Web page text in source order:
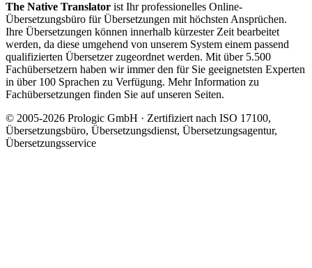
The Native Translator ist Ihr professionelles Online-
Übersetzungsbüro für Übersetzungen mit höchsten Ansprüchen.
Ihre Übersetzungen können innerhalb kürzester Zeit bearbeitet
werden, da diese umgehend von unserem System einem passend
qualifizierten Übersetzer zugeordnet werden. Mit über 5.500
Fachübersetzern haben wir immer den für Sie geeignetsten Experten
in über 100 Sprachen zu Verfügung. Mehr Information zu
Fachübersetzungen finden Sie auf unseren Seiten.
© 2005-2026 Prologic GmbH · Zertifiziert nach ISO 17100,
Übersetzungsbüro, Übersetzungsdienst, Übersetzungsagentur,
Übersetzungsservice